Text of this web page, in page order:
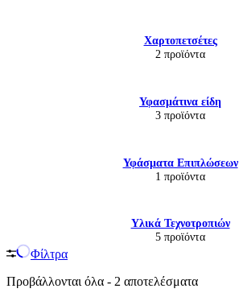
Χαρτοπετσέτες
2 προϊόντα
Υφασμάτινα είδη
3 προϊόντα
Υφάσματα Επιπλώσεων
1 προϊόντα
Υλικά Τεχνοτροπιών
5 προϊόντα
Φίλτρα
Προβάλλονται όλα - 2 αποτελέσματα